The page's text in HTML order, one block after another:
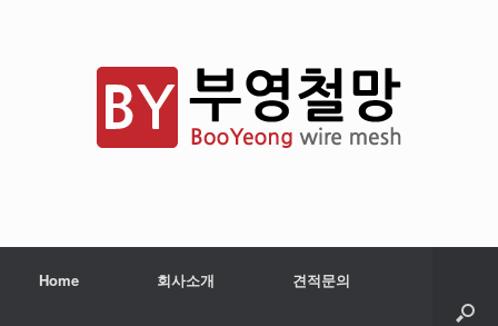
Home 회사소개 견적문의